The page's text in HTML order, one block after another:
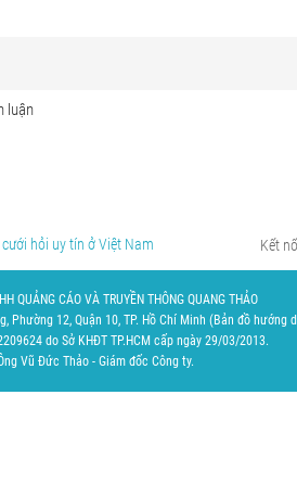
hỏi uy tín ở Việt Nam Kết
QUẢNG CÁO VÀ TRUYỀN THÔNG QUANG THẢO
Phường 12, Quận 10, TP. Hồ Chí Minh ( Bản đồ hướng
do Sở KHĐT TP.HCM cấp ngày 29/03/2013.
Vũ Đức Thảo - Giám đốc Công ty.